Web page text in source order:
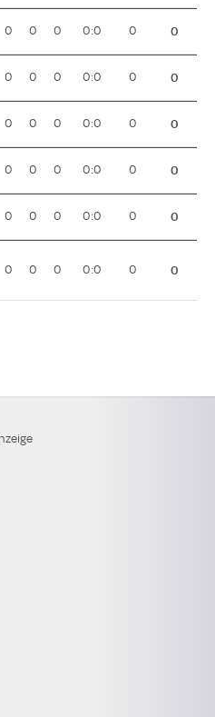
0 0 0 0:0 0 0
0 0 0 0:0 0 0
0 0 0 0:0 0 0
0 0 0 0:0 0 0
0 0 0 0:0 0 0
0 0 0 0:0 0 0